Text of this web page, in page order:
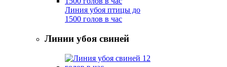
Линия убоя птицы до
1500 голов в час
Линии убоя свиней